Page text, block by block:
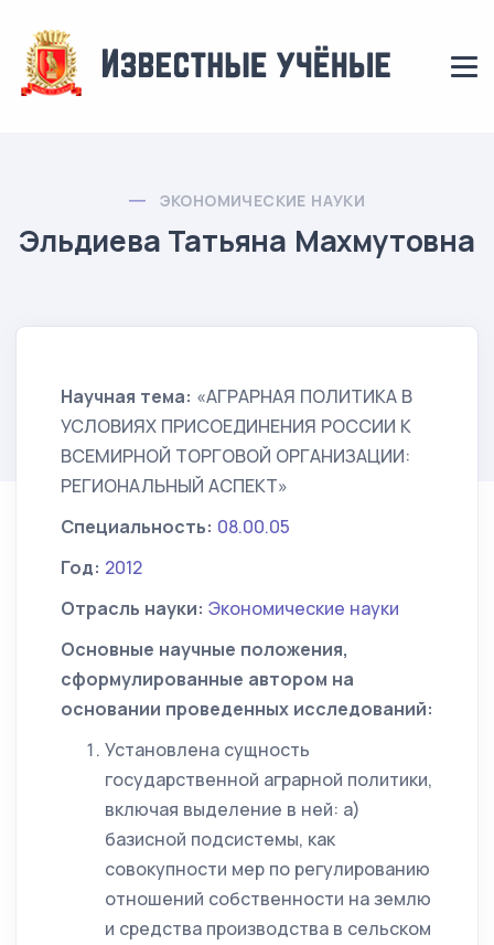
ЭКОНОМИЧЕСКИЕ НАУКИ
Эльдиева Татьяна Махмутовна
Научная тема: «АГРАРНАЯ ПОЛИТИКА В
УСЛОВИЯХ ПРИСОЕДИНЕНИЯ РОССИИ К
ВСЕМИРНОЙ ТОРГОВОЙ ОРГАНИЗАЦИИ:
РЕГИОНАЛЬНЫЙ АСПЕКТ»
Специальность: 08.00.05
Год: 2012
Отрасль науки: Экономические науки
Основные научные положения,
сформулированные автором на
основании проведенных исследований:
Установлена сущность
государственной аграрной политики,
включая выделение в ней: а)
базисной подсистемы, как
совокупности мер по регулированию
отношений собственности на землю
и средства производства в сельском